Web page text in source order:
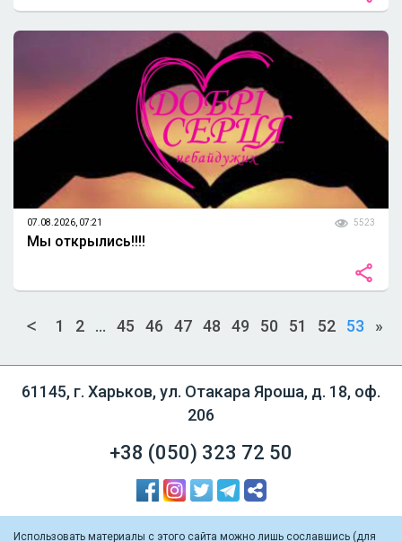
07.08.2026, 07:21 5523
Мы открылись!!!!
1 2 ... 45 46 47 48 49 50 51 52 53 »
61145, г. Харьков, ул. Отакара Яроша, д. 18, оф.
206
+38 (050) 323 72 50
Использовать материалы с этого сайта можно лишь сославшись (для